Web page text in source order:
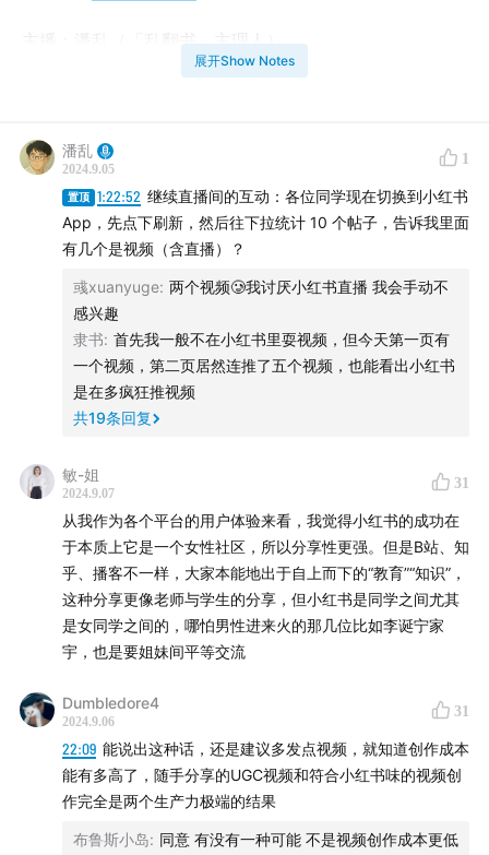
主播：潘乱（「乱翻书」主理人）
02:16 你是怎么变成小红书用户的？然后为什么这么活
跃？
小红书为什么做“熟人300”，社区都需要做百大吗？
社区为什么要有一批人作为标杆凸显出来？
什么是小红书最有代表性的博主？
有哪些的领域的供给不是UGC主导的？
39:57 小红书这种社区，真正做下来难在什么地方？
垂直的社区碰到的问题是什么？为什么这部分的需
求最后汇聚到了小红书？
垂类社区生存非常难，如何看待这个观点？
区，跟豆瓣、虎扑、小黑盒、得物 懂车帝这些产品有什么
不一样？
小红书是UGC的社区，为什么可以往很容易做泛
展开Show Notes
潘乱
2024.9.05
1
置顶 1:22:52 继续直播间的互动：各位同学现在切换到小红书
App，先点下刷新，然后往下拉统计 10 个帖子，告诉我里面
有几个是视频（含直播）？
彧xuanyuge: 两个视频🥲我讨厌小红书直播 我会手动不
感兴趣
隶书: 首先我一般不在小红书里耍视频，但今天第一页有
一个视频，第二页居然连推了五个视频，也能看出小红书
是在多疯狂推视频
共19条回复
敏-姐
2024.9.07
31
从我作为各个平台的用户体验来看，我觉得小红书的成功在
于本质上它是一个女性社区，所以分享性更强。但是B站、知
乎、播客不一样，大家本能地出于自上而下的“教育”“知识”，
这种分享更像老师与学生的分享，但小红书是同学之间尤其
是女同学之间的，哪怕男性进来火的那几位比如李诞宁家
宇，也是要姐妹间平等交流
Dumbledore4
2024.9.06
31
22:09 能说出这种话，还是建议多发点视频，就知道创作成本
能有多高了，随手分享的UGC视频和符合小红书味的视频创
作完全是两个生产力极端的结果
布鲁斯小岛: 同意 有没有一种可能 不是视频创作成本更低